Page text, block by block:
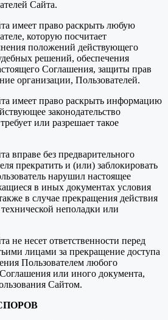
Сайта.
имеет право раскрыть любую
которую посчитает
положений действующего
решений, обеспечения
Соглашения, защиты прав
организации, Пользователей.
имеет право раскрыть информацию
законодательство
или разрешает такое
вправе без предварительного
прекратить и (или) заблокировать
нарушил настоящее
в иных документах условия
в случае прекращения действия
неполадки или
не несет ответственности перед
лицами за прекращение доступа
Пользователем любого
или иного документа,
Сайтом.